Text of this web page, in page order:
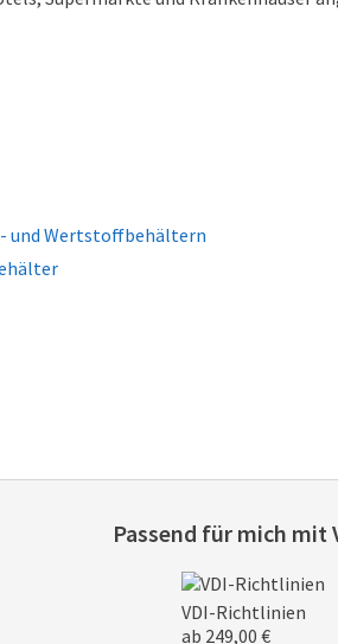
und Wertstoffbehältern
Passend für mich mit
VDI-Richtlinien
ab 249,00 €